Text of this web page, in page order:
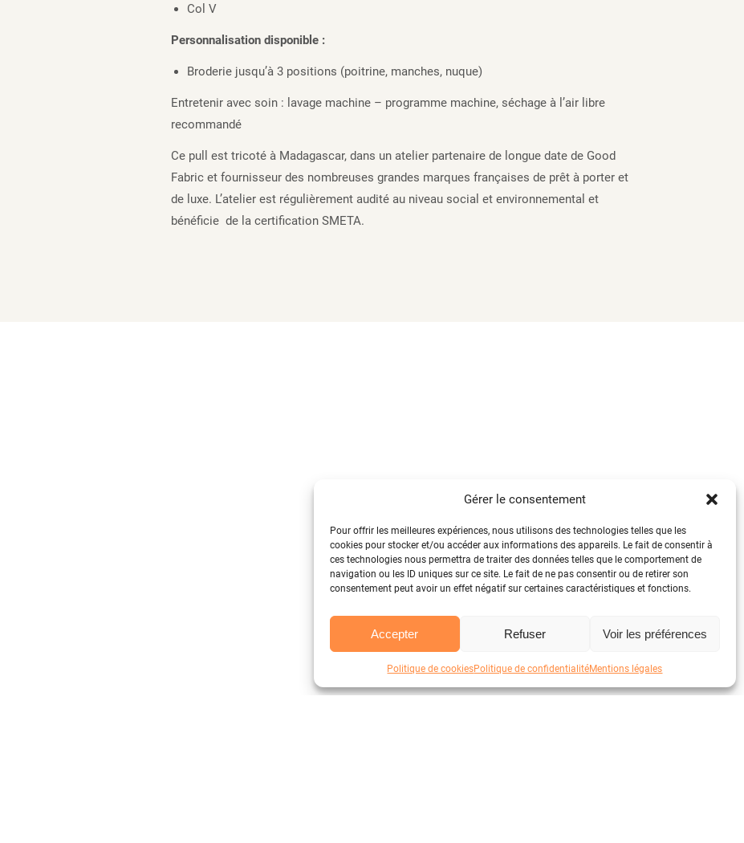
Gérer le consentement
Pour offrir les meilleures expériences, nous utilisons des technologies telles que les
cookies pour stocker et/ou accéder aux informations des appareils. Le fait de consentir à
ces technologies nous permettra de traiter des données telles que le comportement de
navigation ou les ID uniques sur ce site. Le fait de ne pas consentir ou de retirer son
consentement peut avoir un effet négatif sur certaines caractéristiques et fonctions.
Accepter Refuser Voir les préférences
Politique de cookiesPolitique de confidentialitéMentions légales
Col V
Personnalisation disponible :
Broderie jusqu’à 3 positions (poitrine, manches, nuque)
Entretenir avec soin : lavage machine – programme machine, séchage à l’air libre
recommandé
Ce pull est tricoté à Madagascar, dans un atelier partenaire de longue date de Good
Fabric et fournisseur des nombreuses grandes marques françaises de prêt à porter et
de luxe. L’atelier est régulièrement audité au niveau social et environnemental et
bénéficie de la certification SMETA.